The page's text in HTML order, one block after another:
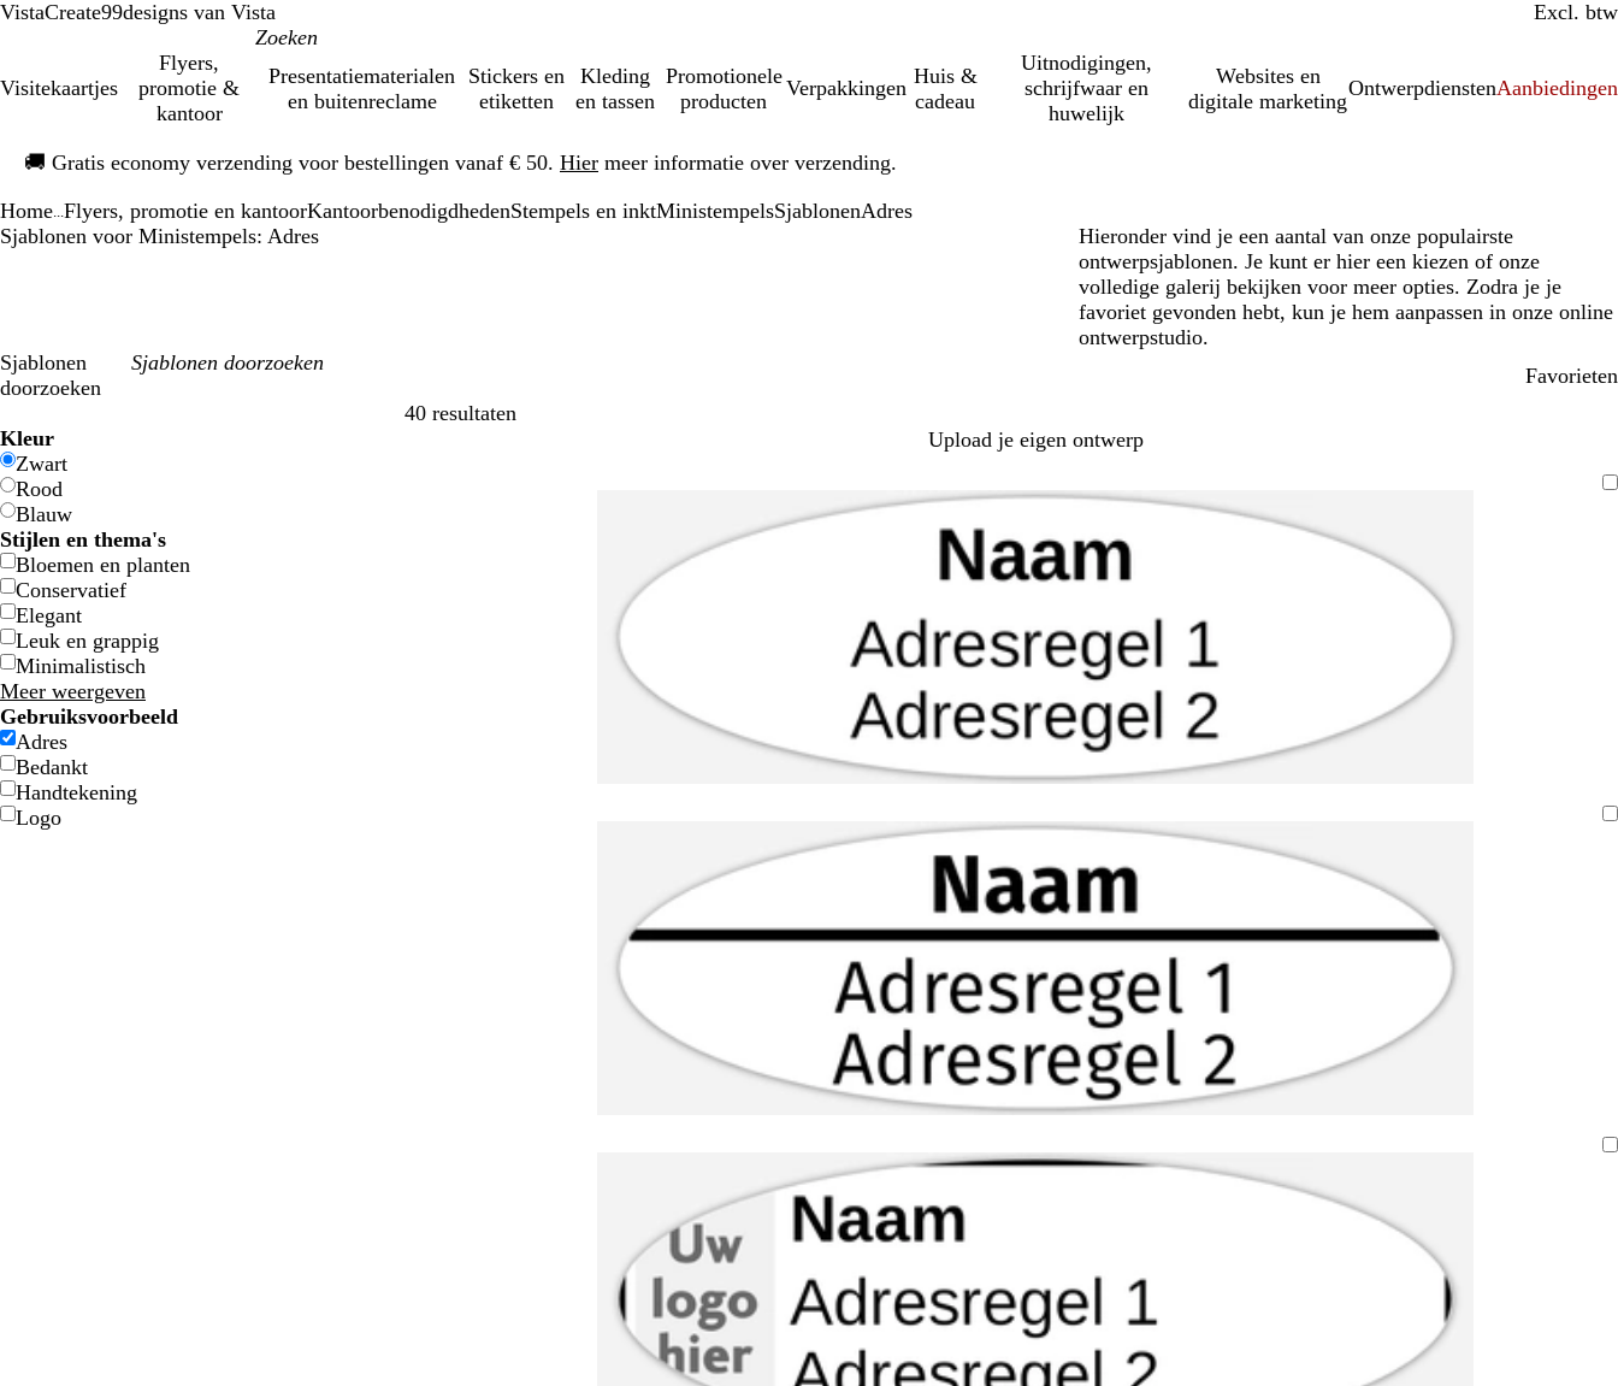
VistaCreate99designs van Vista Incl. btw
Excl. btw
Visitekaartjes
Flyers,
promotie &
kantoor
Presentatiematerialen
en buitenreclame
Stickers en
etiketten
Kleding
en tassen
Promotionele
producten
Verpakkingen
Huis &
cadeau
Uitnodigingen,
schrijfwaar en
huwelijk
Websites en
digitale marketing
OntwerpdienstenAanbiedingen
🚚 Gratis economy verzending voor bestellingen vanaf € 50. Hier meer informatie over verzending.
1
Home Flyers, promotie en kantoorKantoorbenodigdhedenStempels en inktMinistempelsSjablonenAdres
Sjablonen voor Ministempels: Adres
Hieronder vind je een aantal van onze populairste
ontwerpsjablonen. Je kunt er hier een kiezen of onze
volledige galerij bekijken voor meer opties. Zodra je je
favoriet gevonden hebt, kun je hem aanpassen in onze online
ontwerpstudio.
Sjablonen
doorzoeken
Favorieten
40 resultaten
Filters
Kleur
Zwart
Rood
Blauw
Stijlen en thema's
Bloemen en planten
Conservatief
Elegant
Leuk en grappig
Minimalistisch
Meer weergeven
Gebruiksvoorbeeld
Adres
Bedankt
Handtekening
Logo
Upload je eigen ontwerp